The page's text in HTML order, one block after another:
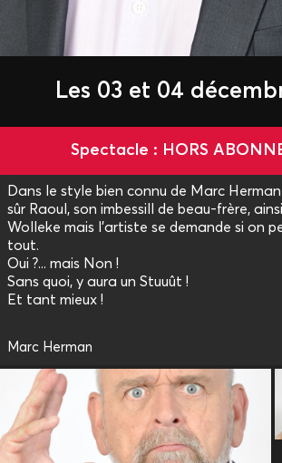
Les 03 et 04
Spectacle : HORS
Dans le style bien connu de Marc
sûr Raoul, son imbessill de beau-frère,
Wolleke mais l’artiste se demande si on
tout.
Oui ?... mais Non !
Sans quoi, y aura un Stuuût !
Et tant mieux !
Marc Herman